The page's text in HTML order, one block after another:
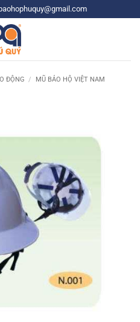
baohophuquy@gmail.com
ĐỘNG / MŨ BẢO HỘ VIỆT NAM